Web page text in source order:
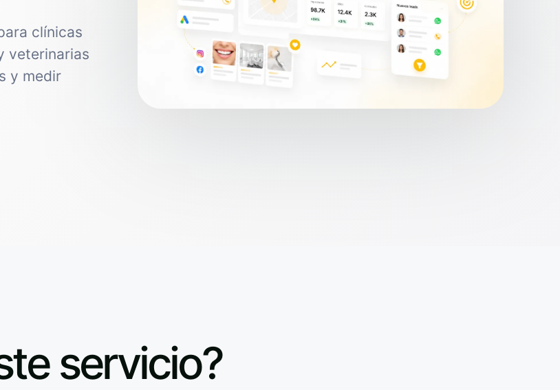
clínicas
veterinarias
y medir
servicio?